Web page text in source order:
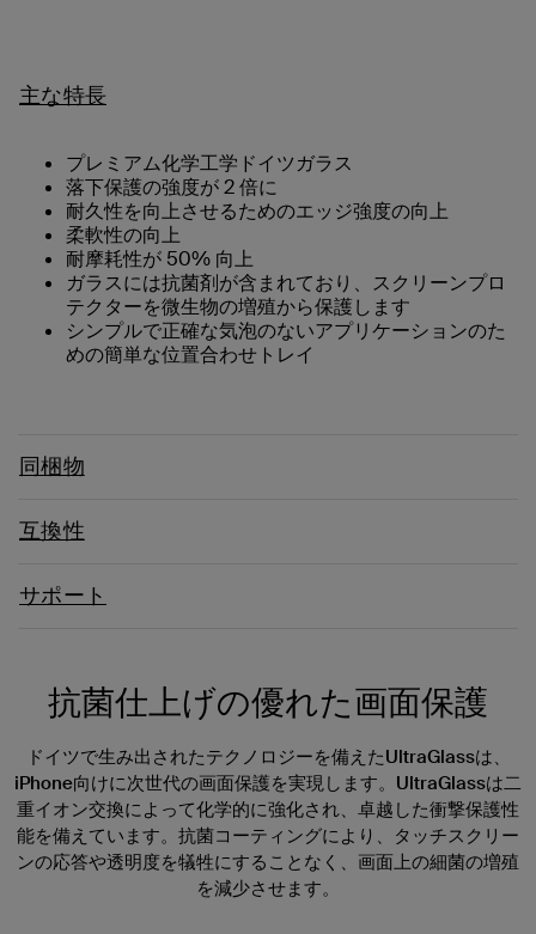
主な特長
プレミアム化学工学ドイツガラス
落下保護の強度が 2 倍に
耐久性を向上させるためのエッジ強度の向上
柔軟性の向上
耐摩耗性が 50% 向上
ガラスには抗菌剤が含まれており、スクリーンプロ
テクターを微生物の増殖から保護します
シンプルで正確な気泡のないアプリケーションのた
めの簡単な位置合わせトレイ
同梱物
互換性
サポート
抗菌仕上げの優れた画面保護
ドイツで生み出されたテクノロジーを備えたUltraGlassは、
iPhone向けに次世代の画面保護を実現します。UltraGlassは二
重イオン交換によって化学的に強化され、卓越した衝撃保護性
能を備えています。抗菌コーティングにより、タッチスクリー
ンの応答や透明度を犠牲にすることなく、画面上の細菌の増殖
を減少させます。